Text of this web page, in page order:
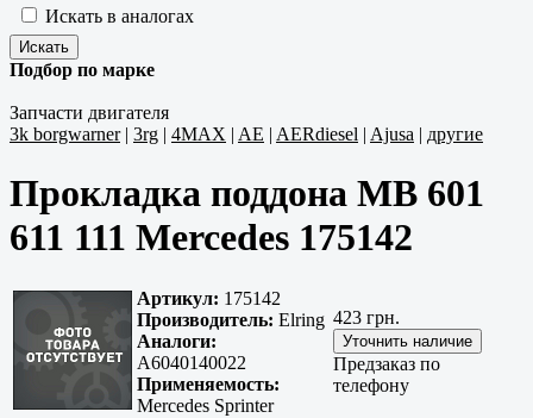
Искать в аналогах
Подбор по марке
Запчасти двигателя
3k borgwarner| 3rg | 4MAX | AE | AERdiesel | Ajusa | другие
Прокладка поддона МВ 601
611 111 Mercedes 175142
Артикул: 175142
Производитель: Elring
Аналоги:
A6040140022
Применяемость:
Mercedes Sprinter
423 грн.
Предзаказ по
телефону